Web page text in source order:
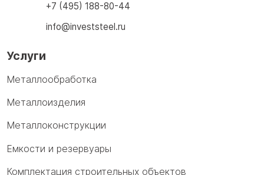
+7 (495) 188-80-44
info@investsteel.ru
Услуги
Металлообработка
Металлоизделия
Металлоконструкции
Емкости и резервуары
Комплектация строительных объектов